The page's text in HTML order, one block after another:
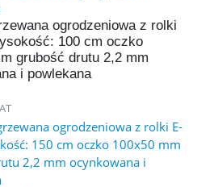
ogrodzeniowa z rolki
100 cm oczko
grubość drutu 2,2 mm
i powlekana